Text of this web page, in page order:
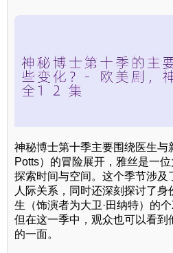
神秘博士第十季主要围绕医生与
Potts）的冒险展开，雅丝是一
探索时间与空间。这个季节涉及
人际关系，同时还深刻探讨了
生（饰演者为大卫·田纳特）的
但在这一季中，观众也可以看到
的一面。